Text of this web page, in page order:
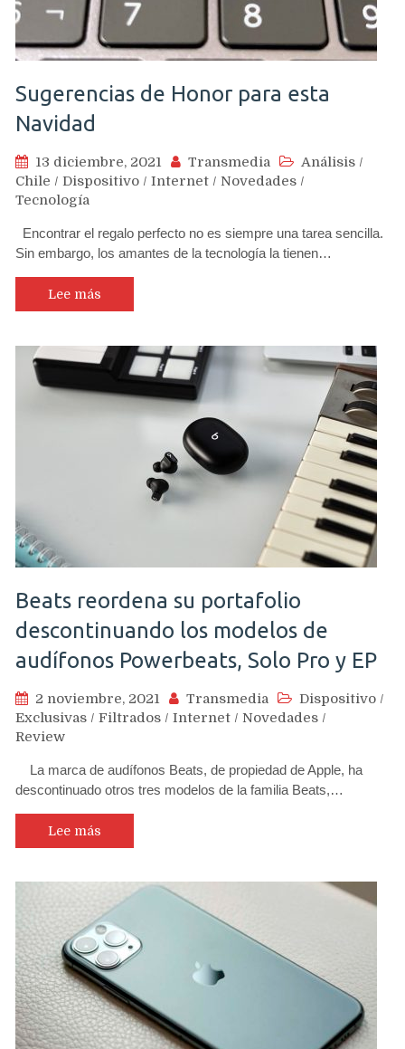
Sugerencias de Honor para esta
Navidad
13 diciembre, 2021 Transmedia Análisis /
Chile / Dispositivo / Internet / Novedades /
Tecnología
Encontrar el regalo perfecto no es siempre una tarea sencilla.
Sin embargo, los amantes de la tecnología la tienen…
Lee más
Beats reordena su portafolio
descontinuando los modelos de
audífonos Powerbeats, Solo Pro y EP
2 noviembre, 2021 Transmedia Dispositivo /
Exclusivas / Filtrados / Internet / Novedades /
Review
La marca de audífonos Beats, de propiedad de Apple, ha
descontinuado otros tres modelos de la familia Beats,…
Lee más